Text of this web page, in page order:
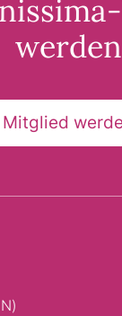
werden
Mitglied